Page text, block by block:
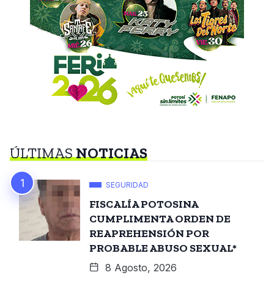
ÚLTIMASNOTICIAS
SEGURIDAD
FISCALÍA POTOSINA
CUMPLIMENTA ORDEN DE
REAPREHENSIÓN POR
PROBABLE ABUSO SEXUAL*
8 Agosto, 2026